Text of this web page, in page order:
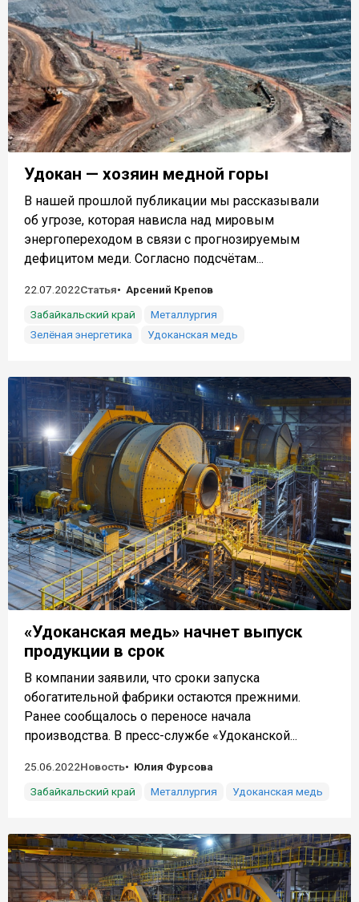
Удокан — хозяин медной горы
В нашей прошлой публикации мы рассказывали
об угрозе, которая нависла над мировым
энергопереходом в связи с прогнозируемым
дефицитом меди. Согласно подсчётам...
22.07.2022Статья
Арсений Крепов
Забайкальский край
Металлургия
Зелёная энергетика
Удоканская медь
«Удоканская медь» начнет выпуск
продукции в срок
В компании заявили, что сроки запуска
обогатительной фабрики остаются прежними.
Ранее сообщалось о переносе начала
производства. В пресс-службе «Удоканской...
25.06.2022Новость
Юлия Фурсова
Забайкальский край
Металлургия Удоканская медь